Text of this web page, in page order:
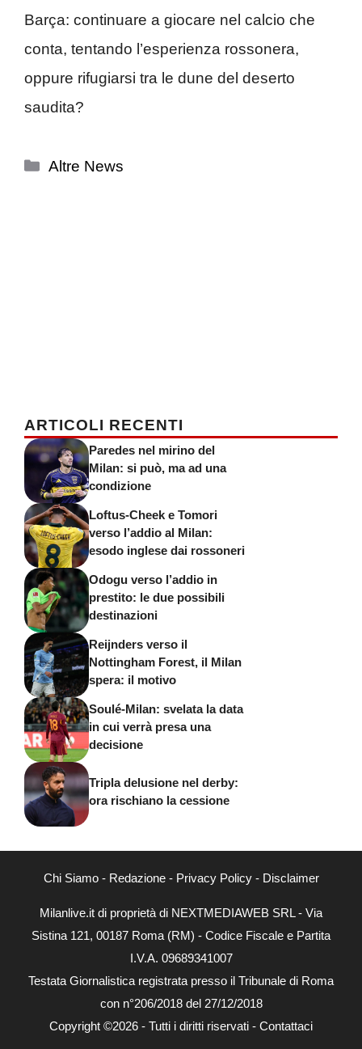
Barça: continuare a giocare nel calcio che
conta, tentando l’esperienza rossonera,
oppure rifugiarsi tra le dune del deserto
saudita?
Categorie
Altre News
ARTICOLI RECENTI
Paredes nel mirino del
Milan: si può, ma ad una
condizione
Loftus-Cheek e Tomori
verso l’addio al Milan:
esodo inglese dai rossoneri
Odogu verso l’addio in
prestito: le due possibili
destinazioni
Reijnders verso il
Nottingham Forest, il Milan
spera: il motivo
Soulé-Milan: svelata la data
in cui verrà presa una
decisione
Tripla delusione nel derby:
ora rischiano la cessione
Chi Siamo- Redazione- Privacy Policy- Disclaimer
Milanlive.it di proprietà di NEXTMEDIAWEB SRL - Via
Sistina 121, 00187 Roma (RM) - Codice Fiscale e Partita
I.V.A. 09689341007
Testata Giornalistica registrata presso il Tribunale di Roma
con n°206/2018 del 27/12/2018
Copyright ©2026 - Tutti i diritti riservati - Contattaci